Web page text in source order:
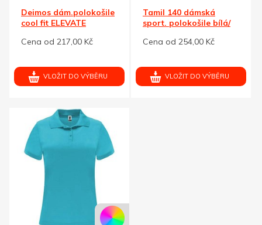
Deimos dám.polokošile
cool fit ELEVATE
Cena od 217,00 Kč
VLOŽIT DO VÝBĚRU
Tamil 140 dámská
sport. polokošile bílá/
Cena od 254,00 Kč
VLOŽIT DO VÝBĚRU